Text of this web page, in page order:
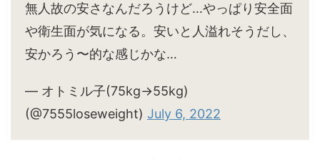
無人故の安さなんだろうけど…やっぱり安全面
や衛生面が気になる。安いと人溢れそうだし、
安かろう〜的な感じかな…
— オトミル子(75kg→55kg)
(@7555loseweight) July 6, 2022